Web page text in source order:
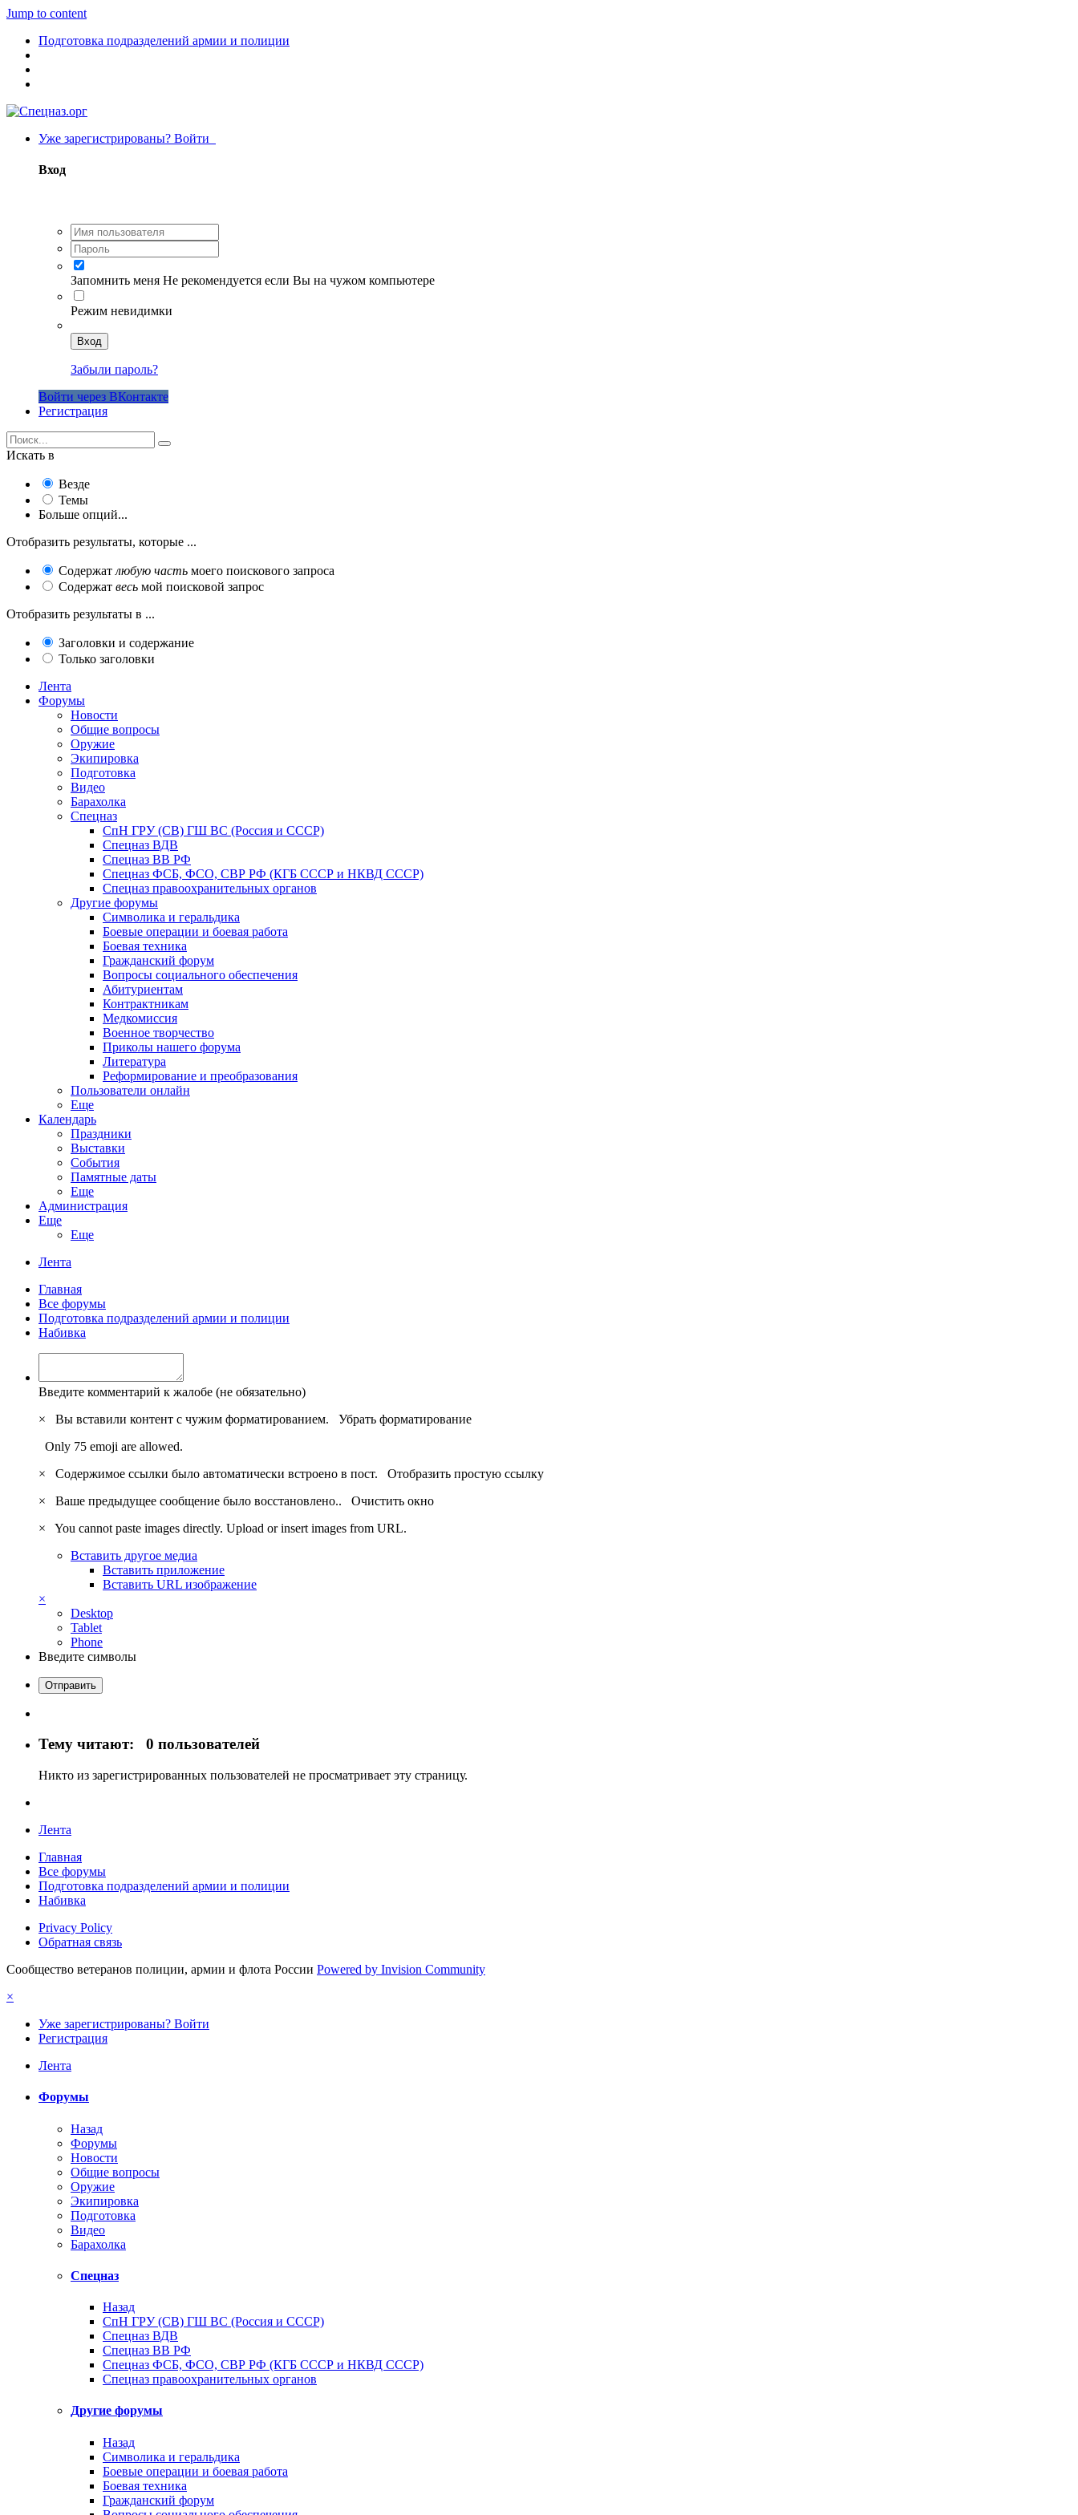
Jump to content
Подготовка подразделений армии и полиции
Уже зарегистрированы? Войти
Вход
Запомнить меня Не рекомендуется если Вы на чужом компьютере
Режим невидимки
Вход
Забыли пароль?
Войти через ВКонтакте
Регистрация
Искать в
Везде
Темы
Больше опций...
Отобразить результаты, которые ...
Содержат любую часть моего поискового запроса
Содержат весь мой поисковой запрос
Отобразить результаты в ...
Заголовки и содержание
Только заголовки
Лента
Форумы
Новости
Общие вопросы
Оружие
Экипировка
Подготовка
Видео
Барахолка
Спецназ
СпН ГРУ (СВ) ГШ ВС (Россия и СССР)
Спецназ ВДВ
Спецназ ВВ РФ
Спецназ ФСБ, ФСО, СВР РФ (КГБ СССР и НКВД СССР)
Спецназ правоохранительных органов
Другие форумы
Символика и геральдика
Боевые операции и боевая работа
Боевая техника
Гражданский форум
Вопросы социального обеспечения
Абитуриентам
Контрактникам
Медкомиссия
Военное творчество
Приколы нашего форума
Литература
Реформирование и преобразования
Пользователи онлайн
Еще
Календарь
Праздники
Выставки
События
Памятные даты
Еще
Администрация
Еще
Еще
Лента
Главная
Все форумы
Подготовка подразделений армии и полиции
Набивка
Введите комментарий к жалобе (не обязательно)
×
Вы вставили контент с чужим форматированием. Убрать форматирование
Only 75 emoji are allowed.
×
Содержимое ссылки было автоматически встроено в пост. Отобразить простую ссылку
×
Ваше предыдущее сообщение было восстановлено.. Очистить окно
×
You cannot paste images directly. Upload or insert images from URL.
Вставить другое медиа
Вставить приложение
Вставить URL изображение
×
Desktop
Tablet
Phone
Введите символы
Отправить
Тему читают: 0 пользователей
Никто из зарегистрированных пользователей не просматривает эту страницу.
Лента
Главная
Все форумы
Подготовка подразделений армии и полиции
Набивка
Privacy Policy
Обратная связь
Сообщество ветеранов полиции, армии и флота России Powered by Invision Community
×
Уже зарегистрированы? Войти
Регистрация
Лента
Форумы
Назад
Форумы
Новости
Общие вопросы
Оружие
Экипировка
Подготовка
Видео
Барахолка
Спецназ
Назад
СпН ГРУ (СВ) ГШ ВС (Россия и СССР)
Спецназ ВДВ
Спецназ ВВ РФ
Спецназ ФСБ, ФСО, СВР РФ (КГБ СССР и НКВД СССР)
Спецназ правоохранительных органов
Другие форумы
Назад
Символика и геральдика
Боевые операции и боевая работа
Боевая техника
Гражданский форум